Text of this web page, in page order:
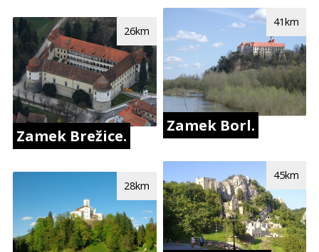
Zamek Brežice.
26km
28km
Zamek Borl.
41km
45km